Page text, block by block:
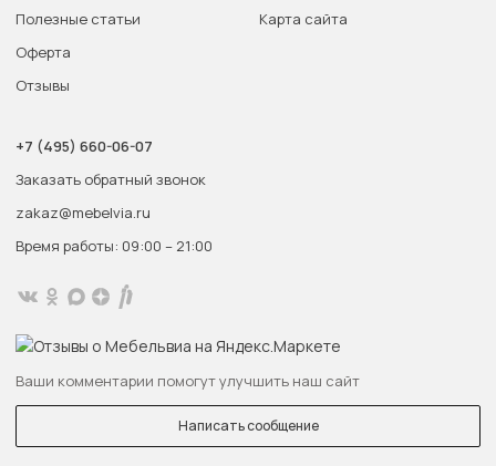
Полезные статьи
Оферта
Отзывы
Карта сайта
+7 (495) 660-06-07
Заказать обратный звонок
zakaz@mebelvia.ru
Время работы: 09:00 – 21:00
Ваши комментарии помогут улучшить наш сайт
Написать сообщение